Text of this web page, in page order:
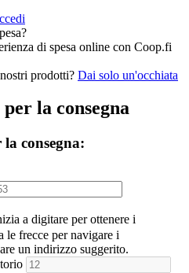
?
di spesa online con Coop.fi
prodotti? Dai solo un'occhiata
la consegna
consegna:
a digitare per ottenere i
le frecce per navigare i
un indirizzo suggerito.